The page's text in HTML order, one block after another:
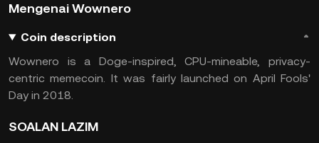
Mengenai Wownero
Coin description
Wownero is a Doge-inspired, CPU-mineable, privacy-
centric memecoin. It was fairly launched on April Fools'
Day in 2018.
SOALAN LAZIM